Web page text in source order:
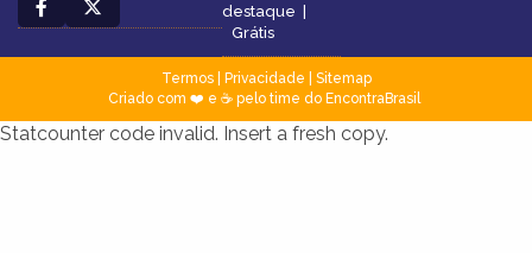
destaque |
Grátis
Termos| Privacidade
Sitemap
Criado com ❤️ e ☕ pelo time do EncontraBrasil
Statcounter code invalid. Insert a fresh copy.